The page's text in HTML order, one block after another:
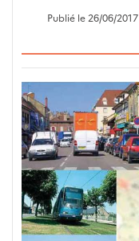
Publié le 26/06/2017